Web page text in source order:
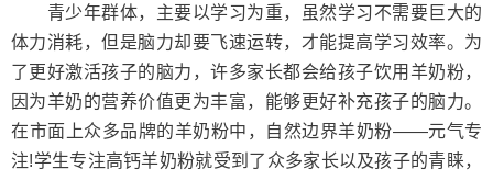
青少年群体，主要以学习为重，虽然学习不需要巨大的
体力消耗，但是脑力却要飞速运转，才能提高学习效率。为
了更好激活孩子的脑力，许多家长都会给孩子饮用羊奶粉，
因为羊奶的营养价值更为丰富，能够更好补充孩子的脑力。
在市面上众多品牌的羊奶粉中，自然边界羊奶粉——元气专
注!学生专注高钙羊奶粉就受到了众多家长以及孩子的青睐，